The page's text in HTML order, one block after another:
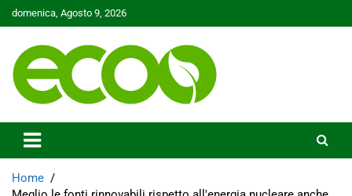
Skip
to
domenica, Agosto 9, 2026
Ecoo.it
Home